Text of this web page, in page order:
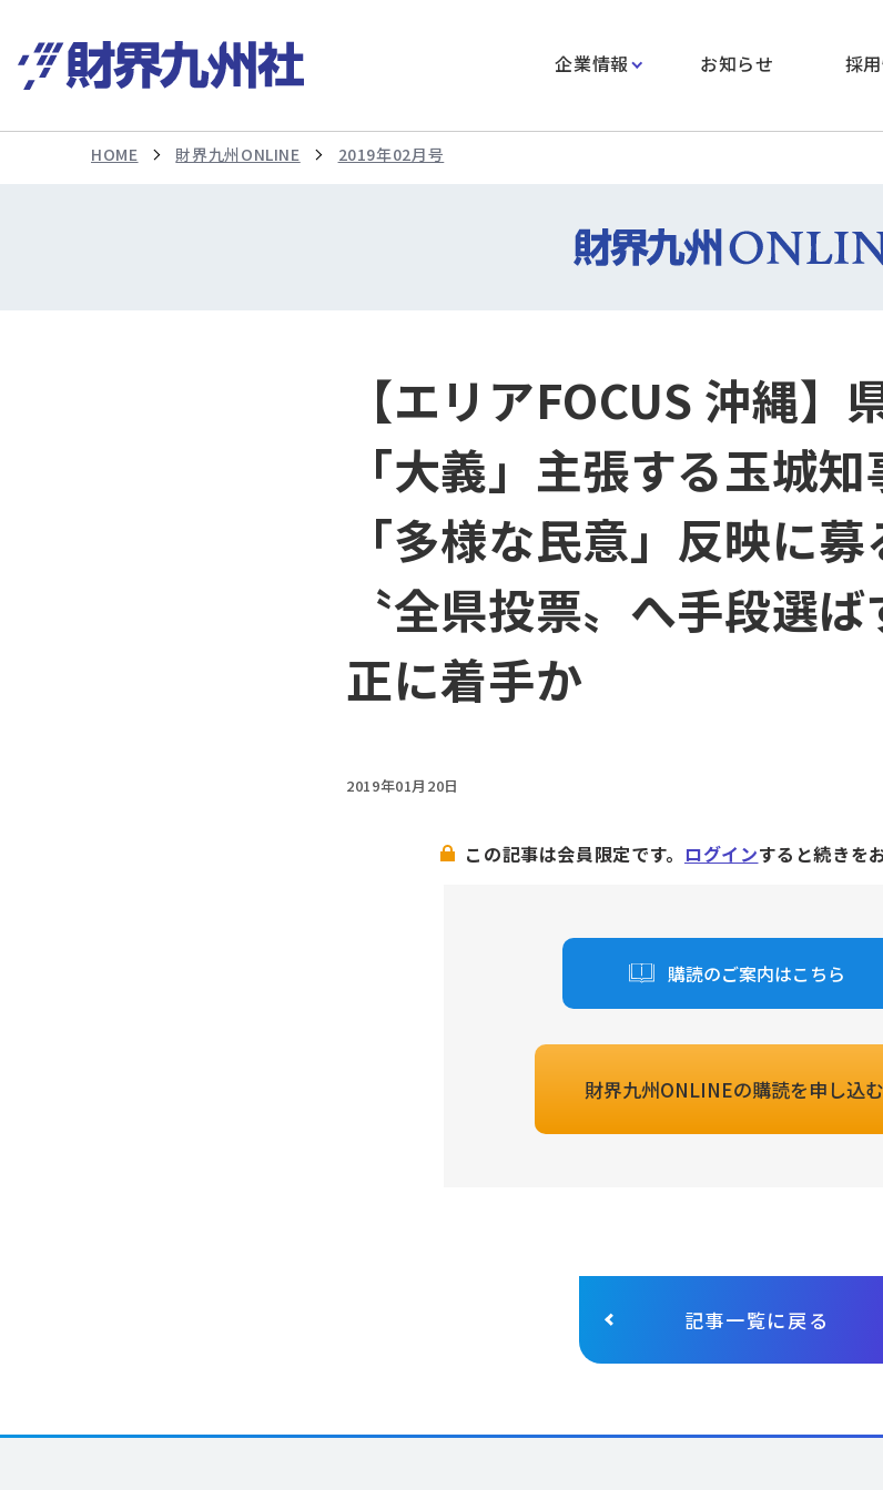
企業情報 お知らせ 採
HOME 財界九州ONLINE 2019年02月号
【エリアFOCUS 沖縄】
「大義」主張する玉城
「多様な民意」反映に
〝全県投票〟へ手段選
正に着手か
2019年01月20日
この記事は会員限定です。 ログインすると続きを
購読のご案内はこちら
財界九州ONLINEの購読を申し込む
記事一覧に戻る